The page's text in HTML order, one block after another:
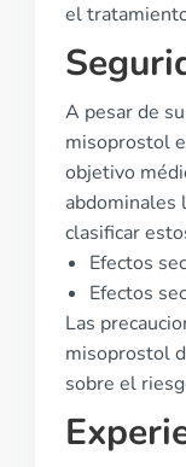
el
A pesar de
misoprostol
objetivo
abdominales
clasificar
Efectos
Efectos
Las
misoprostol
sobre el